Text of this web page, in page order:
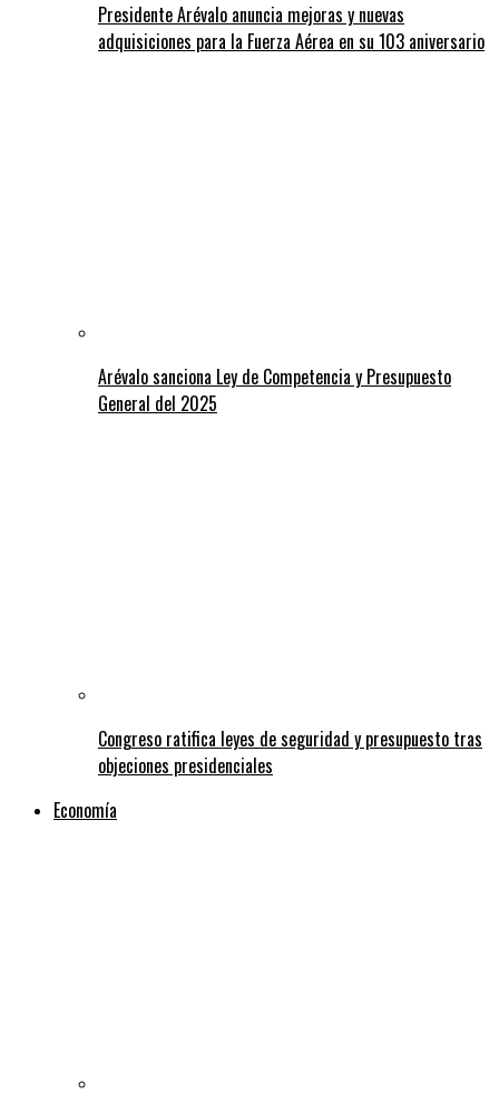
Presidente Arévalo anuncia mejoras y nuevas
adquisiciones para la Fuerza Aérea en su 103 aniversario
Arévalo sanciona Ley de Competencia y Presupuesto
General del 2025
Congreso ratifica leyes de seguridad y presupuesto tras
objeciones presidenciales
Economía